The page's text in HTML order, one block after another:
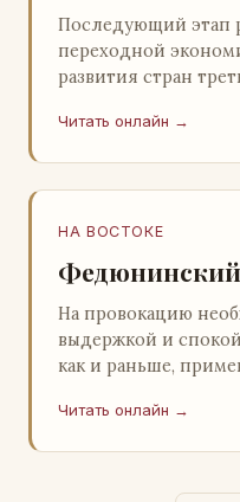
Последующий этап
переходной
развития стран
ошибочность такого
Читать онлайн →
НА ВОСТОКЕ
На провокацию
выдержкой и
как и раньше,
самообороны о…
Читать онлайн →